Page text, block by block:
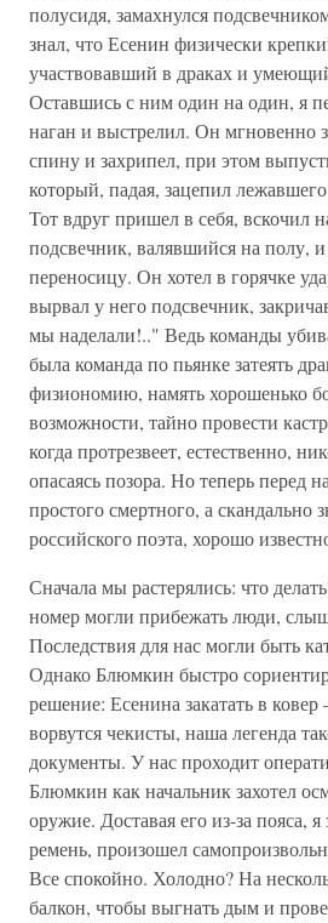
полусидя, замахнулся
знал, что Есенин физически
участвовавший в драках и
Оставшись с ним один на один, я
наган и выстрелил. Он мгновенно
спину и захрипел, при этом
который, падая, зацепил
Тот вдруг пришел в себя, вскочил
подсвечник, валявшийся на полу,
переносицу. Он хотел в горячке
вырвал у него подсвечник,
мы наделали!.." Ведь команды
была команда по пьянке затеять
физиономию, намять хорошенько
возможности, тайно провести
когда протрезвеет, естественно,
опасаясь позора. Но теперь перед
простого смертного, а скандально
российского поэта, хорошо
Сначала мы растерялись: что
номер могли прибежать люди,
Последствия для нас могли быть
Однако Блюмкин быстро
решение: Есенина закатать в
ворвутся чекисты, наша легенда
документы. У нас проходит
Блюмкин как начальник захотел
оружие. Доставая его из-за пояса,
ремень, произошел
Все спокойно. Холодно? На
балкон, чтобы выгнать дым и